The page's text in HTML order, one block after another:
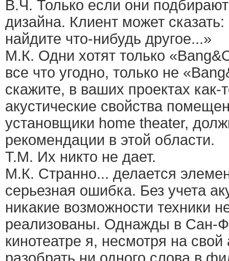
В.Ч. Только если они
дизайна. Клиент может
найдите что-нибудь другое...»
М.К. Одни хотят только
все что угодно, только не
скажите, в ваших проектах как-
акустические свойства
установщики home theater,
рекомендации в этой области.
Т.М. Их никто не дает.
М.К. Странно... делается
серьезная ошибка. Без учета
никакие возможности техники
реализованы. Однажды в Сан-
кинотеатре я, несмотря на